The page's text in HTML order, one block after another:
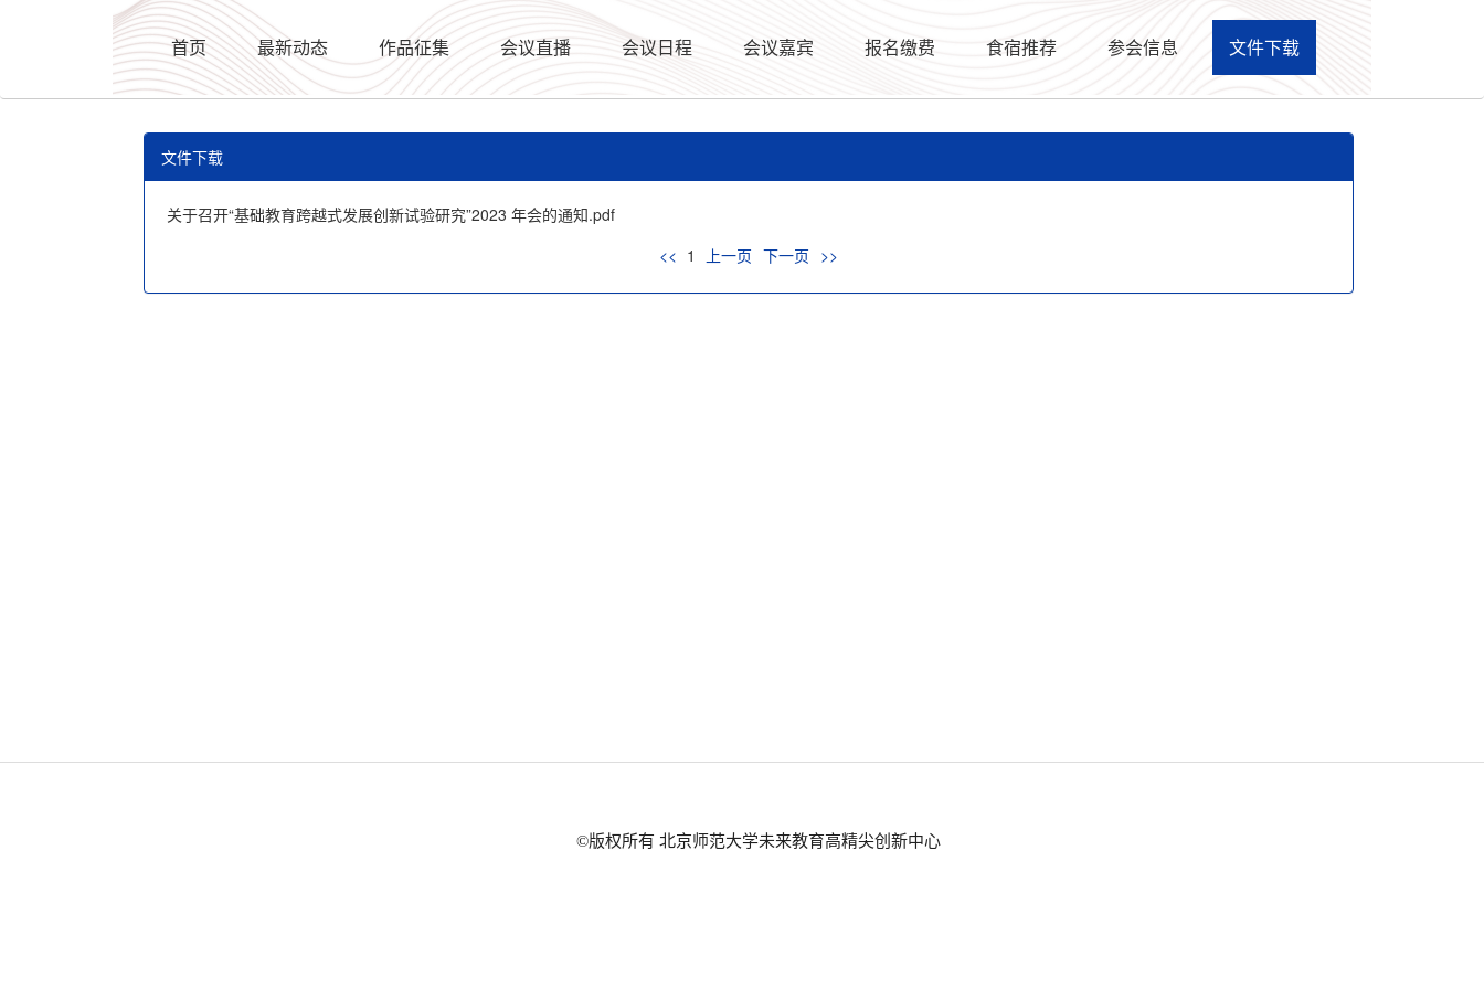
首页 最新动态 作品征集 会议直播 会议日程 会议嘉宾 报名缴费 食宿推荐 参会信息 文件下载
文件下载
关于召开“基础教育跨越式发展创新试验研究”2023 年会的通知.pdf
<< 1 上一页 下一页 >>
©版权所有 北京师范大学未来教育高精尖创新中心